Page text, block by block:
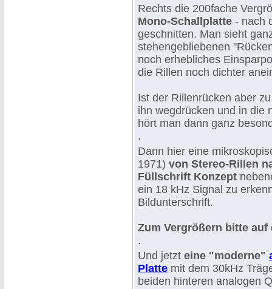
Rechts die 200fache
Mono-Schallplatte - nach
geschnitten. Man sieht
stehengebliebenen
noch erhebliches
die Rillen noch dichter
Ist der Rillenrücken aber
ihn wegdrücken und in die
hört man dann ganz
.
Dann hier eine
1971) von Stereo-Rillen
Füllschrift Konzept
ein 18 kHz Signal zu
Bildunterschrift.
Zum Vergrößern bitte
.
Und jetzt eine "moderne"
Platte mit dem 30kHz
beiden hinteren analogen